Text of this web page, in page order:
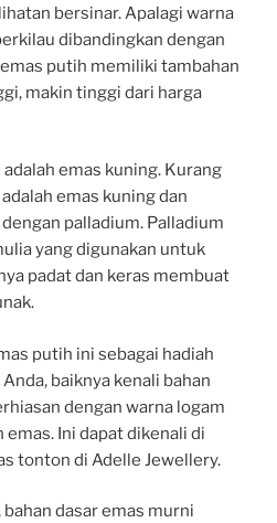
bersinar. Apalagi warna
dibandingkan dengan
putih memiliki tambahan
makin tinggi dari harga
emas kuning. Kurang
emas kuning dan
palladium. Palladium
yang digunakan untuk
padat dan keras membuat
putih ini sebagai hadiah
baiknya kenali bahan
dengan warna logam
emas. Ini dapat dikenali di
tonton di Adelle Jewellery.
dasar emas murni